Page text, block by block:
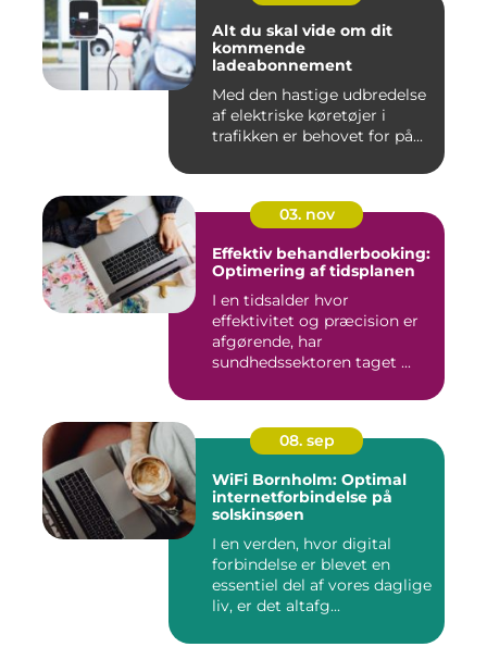
Alt du skal vide om dit
kommende
ladeabonnement
Med den hastige udbredelse
af elektriske køretøjer i
trafikken er behovet for på...
03. nov
Effektiv behandlerbooking:
Optimering af tidsplanen
I en tidsalder hvor
effektivitet og præcision er
afgørende, har
sundhedssektoren taget ...
08. sep
WiFi Bornholm: Optimal
internetforbindelse på
solskinsøen
I en verden, hvor digital
forbindelse er blevet en
essentiel del af vores daglige
liv, er det altafg...